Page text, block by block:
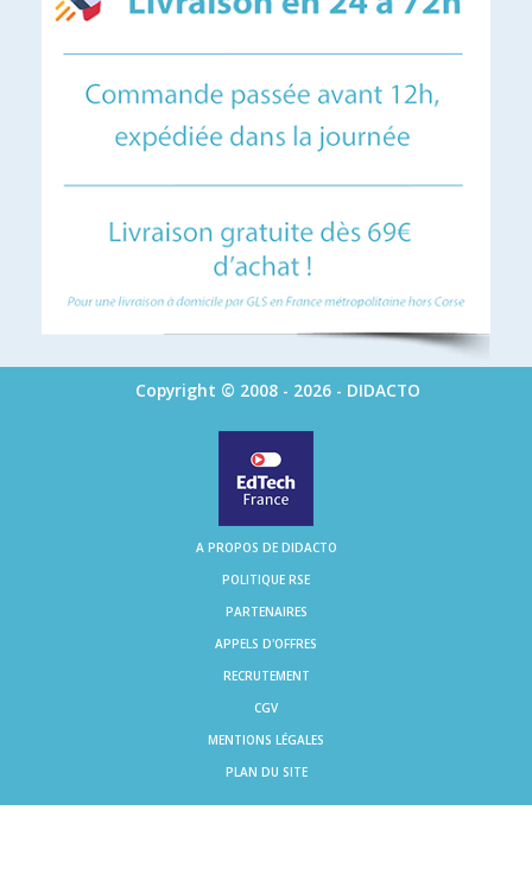
Copyright © 2008 - 2026 - DIDACTO
A PROPOS DE DIDACTO
POLITIQUE RSE
PARTENAIRES
APPELS D'OFFRES
RECRUTEMENT
CGV
MENTIONS LÉGALES
PLAN DU SITE